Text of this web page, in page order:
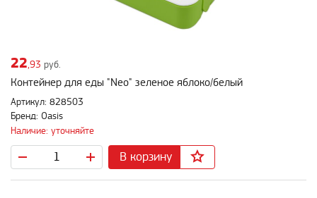
22,93 руб.
Контейнер для еды "Neo" зеленое яблоко/белый
Артикул: 828503
Бренд: Oasis
Наличие: уточняйте
В корзину